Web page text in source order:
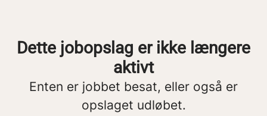
Dette jobopslag er ikke længere
aktivt
Enten er jobbet besat, eller også er
opslaget udløbet.